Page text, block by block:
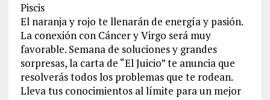
Piscis
El naranja y rojo te llenarán de energía y pasión.
La conexión con Cáncer y Virgo será muy
favorable. Semana de soluciones y grandes
sorpresas, la carta de “El Juicio” te anuncia que
resolverás todos los problemas que te rodean.
Lleva tus conocimientos al límite para un mejor